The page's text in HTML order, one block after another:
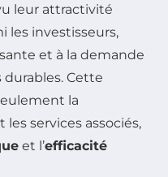
leur attractivité
investisseurs,
et à la demande
Cette
la
services associés,
et l’efficacité